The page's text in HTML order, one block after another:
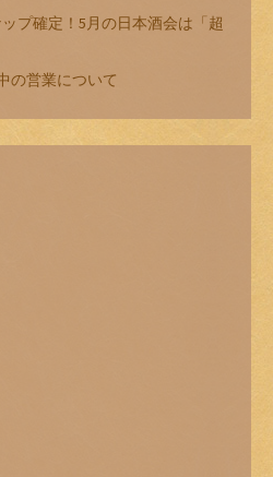
ップ確定！5月の日本酒会は「超
の営業について